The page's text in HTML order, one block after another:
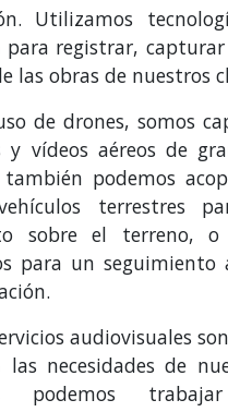
Utilizamos
para registrar,
las obras de nuestros
de drones, somos
y vídeos aéreos de
podemos
terrestres
sobre el terreno, o
para un seguimiento
audiovisuales
necesidades de
podemos